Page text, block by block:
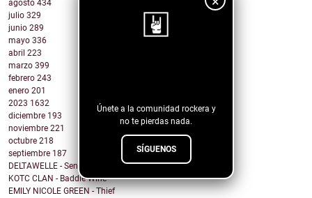
Únete a la comunidad rockera y
no te pierdas nada.
SÍGUENOS
agosto 434
julio 329
junio 289
mayo 336
abril 223
marzo 399
febrero 243
enero 201
2023 1632
diciembre 193
noviembre 221
octubre 218
septiembre 187
DELTAWELLE - Sentiments
KOTC CLAN - Baddie Wine
EMILY NICOLE GREEN - Thief